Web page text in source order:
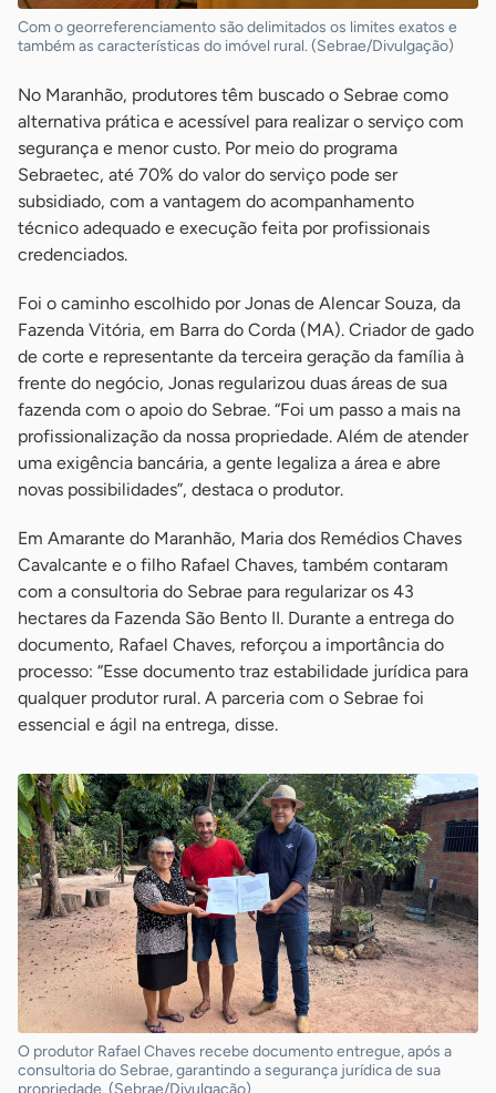
Com o georreferenciamento são delimitados os limites exatos e
também as características do imóvel rural. (Sebrae/Divulgação)
No Maranhão, produtores têm buscado o Sebrae como
alternativa prática e acessível para realizar o serviço com
segurança e menor custo. Por meio do programa
Sebraetec, até 70% do valor do serviço pode ser
subsidiado, com a vantagem do acompanhamento
técnico adequado e execução feita por profissionais
credenciados.
Foi o caminho escolhido por Jonas de Alencar Souza, da
Fazenda Vitória, em Barra do Corda (MA). Criador de gado
de corte e representante da terceira geração da família à
frente do negócio, Jonas regularizou duas áreas de sua
fazenda com o apoio do Sebrae. “Foi um passo a mais na
profissionalização da nossa propriedade. Além de atender
uma exigência bancária, a gente legaliza a área e abre
novas possibilidades”, destaca o produtor.
Em Amarante do Maranhão, Maria dos Remédios Chaves
Cavalcante e o filho Rafael Chaves, também contaram
com a consultoria do Sebrae para regularizar os 43
hectares da Fazenda São Bento II. Durante a entrega do
documento, Rafael Chaves, reforçou a importância do
processo: “Esse documento traz estabilidade jurídica para
qualquer produtor rural. A parceria com o Sebrae foi
essencial e ágil na entrega, disse.
O produtor Rafael Chaves recebe documento entregue, após a
consultoria do Sebrae, garantindo a segurança jurídica de sua